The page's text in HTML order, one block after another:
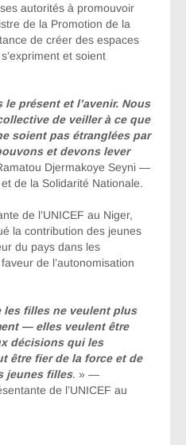
autorités à promouvoir
de la Promotion de la
de créer des espaces
et soient
présent et l’avenir. Nous
de veiller à ce que
soient pas étranglées par
et devons lever
Djermakoye Seyni —
de la Solidarité Nationale.
de l’UNICEF au Niger,
la contribution des jeunes
du pays dans les
de l’autonomisation
les filles ne veulent plus
— elles veulent être
décisions qui les
être fier de la force et de
jeunes filles. » —
de l’UNICEF au